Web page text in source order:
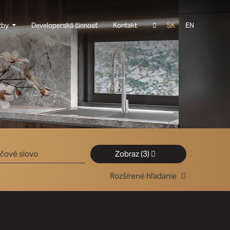
Developerská činnosť Kontakt SK EN
Zobraz(3)
Rozšírené hľadanie